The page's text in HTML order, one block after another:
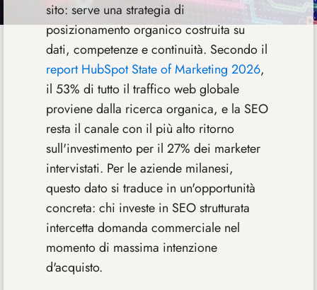
sito: serve una strategia di
posizionamento organico costruita su
dati, competenze e continuità. Secondo il
report HubSpot State of Marketing 2026,
il 53% di tutto il traffico web globale
proviene dalla ricerca organica, e la SEO
resta il canale con il più alto ritorno
sull'investimento per il 27% dei marketer
intervistati. Per le aziende milanesi,
questo dato si traduce in un'opportunità
concreta: chi investe in SEO strutturata
intercetta domanda commerciale nel
momento di massima intenzione
d'acquisto.